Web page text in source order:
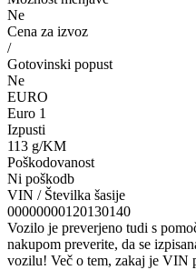
Ne
Cena za izvoz
/
Gotovinski popust
Ne
EURO
Euro 1
Izpusti
113 g/KM
Poškodovanost
Ni poškodb
VIN / Številka šasije
00000000120130140
Vozilo je preverjeno tudi s
nakupom preverite, da se
vozilu! Več o tem, zakaj je VIN